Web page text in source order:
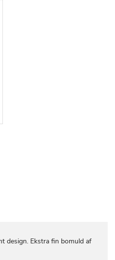
design. Ekstra fin bomuld af